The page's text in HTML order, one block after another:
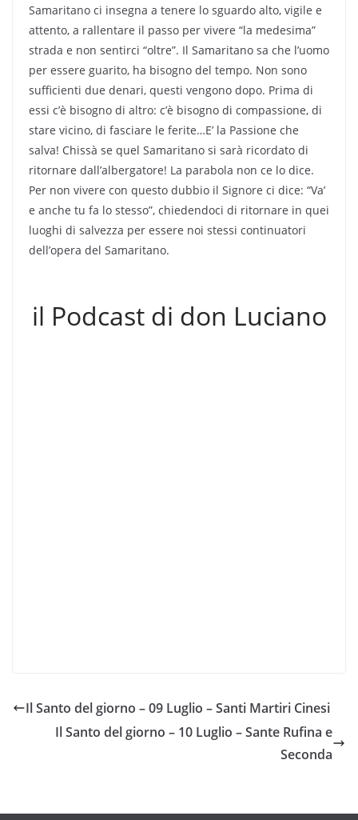
Samaritano ci insegna a tenere lo sguardo alto, vigile e
attento, a rallentare il passo per vivere “la medesima”
strada e non sentirci “oltre”. Il Samaritano sa che l’uomo
per essere guarito, ha bisogno del tempo. Non sono
sufficienti due denari, questi vengono dopo. Prima di
essi c’è bisogno di altro: c’è bisogno di compassione, di
stare vicino, di fasciare le ferite…E’ la Passione che
salva! Chissà se quel Samaritano si sarà ricordato di
ritornare dall’albergatore! La parabola non ce lo dice.
Per non vivere con questo dubbio il Signore ci dice: “Va’
e anche tu fa lo stesso”, chiedendoci di ritornare in quei
luoghi di salvezza per essere noi stessi continuatori
dell’opera del Samaritano.
il Podcast di don Luciano
Il Santo del giorno – 09 Luglio – Santi Martiri Cinesi
Il Santo del giorno – 10 Luglio – Sante Rufina e
Seconda